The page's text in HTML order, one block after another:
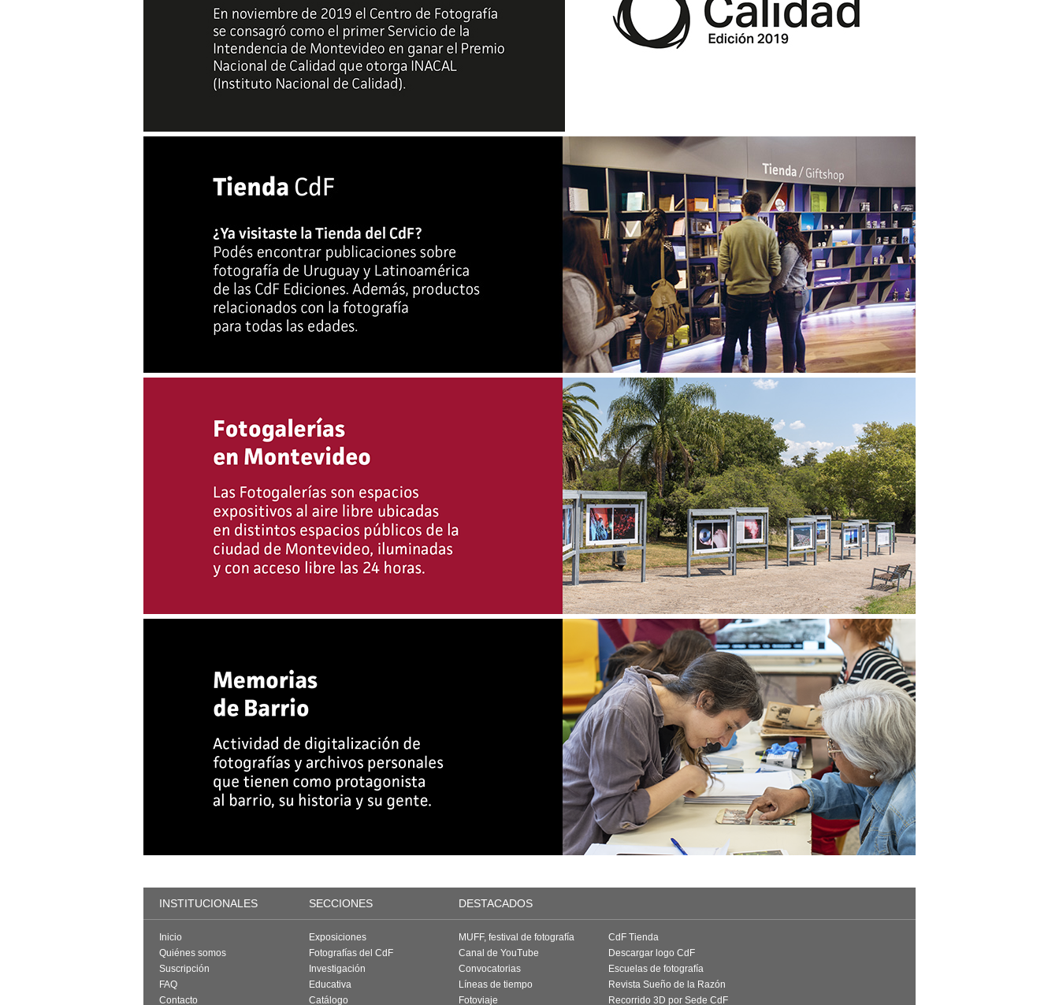
INSTITUCIONALES SECCIONES DESTACADOS
Inicio
Quiénes somos
Suscripción
FAQ
Contacto
Exposiciones
Fotografías del CdF
Investigación
Educativa
Catálogo
MUFF, festival de fotografía
Canal de YouTube
Convocatorias
Líneas de tiempo
Fotoviaje
CdF Tienda
Descargar logo CdF
Escuelas de fotografía
Revista Sueño de la Razón
Recorrido 3D por Sede CdF